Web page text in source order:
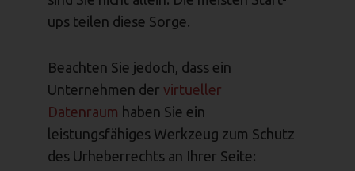
ups teilen diese Sorge.
Beachten Sie jedoch, dass ein
Unternehmen der virtueller
Datenraum haben Sie ein
leistungsfähiges Werkzeug zum Schutz
des Urheberrechts an Ihrer Seite: